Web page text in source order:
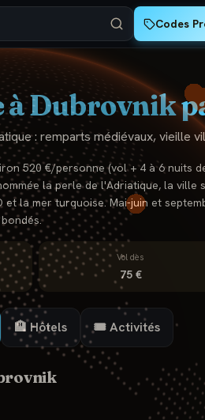
Codes
àDubrovnik
: remparts médiévaux, vieille
520 €/personne (vol + 4 à 6 nuits
la perle de l'Adriatique, la ville
et la mer turquoise. Mai-juin et
Vol dès
75 €
🏨 Hôtels 🎟️ Activités